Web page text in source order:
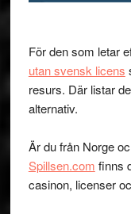
För den som letar
utan svensk licens
resurs. Där listar
alternativ.
Är du från Norge
Spillsen.com finns
casinon, licenser